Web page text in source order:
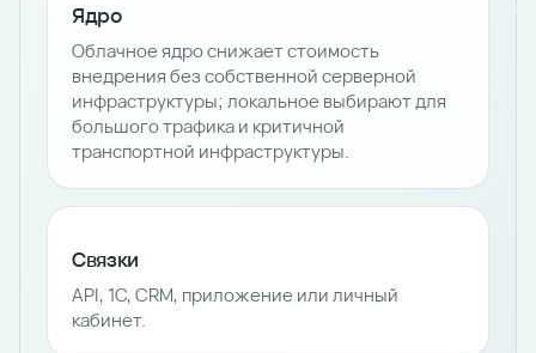
Ядро
Облачное ядро снижает стоимость
внедрения без собственной серверной
инфраструктуры; локальное выбирают для
большого трафика и критичной
транспортной инфраструктуры.
Связки
API, 1С, CRM, приложение или личный
кабинет.